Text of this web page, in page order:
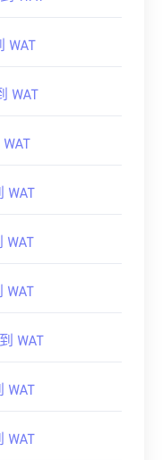
WAT
WAT
WAT
WAT
WAT
WAT
WAT
WAT